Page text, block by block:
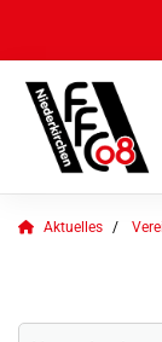
Aktuelles